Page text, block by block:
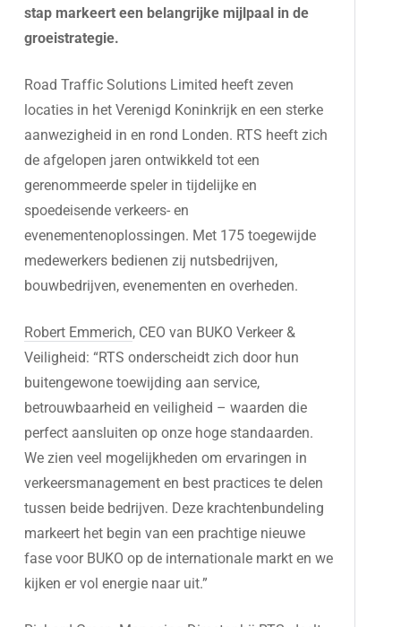
stap markeert een belangrijke mijlpaal in de
groeistrategie.
Road Traffic Solutions Limited heeft zeven
locaties in het Verenigd Koninkrijk en een sterke
aanwezigheid in en rond Londen. RTS heeft zich
de afgelopen jaren ontwikkeld tot een
gerenommeerde speler in tijdelijke en
spoedeisende verkeers- en
evenementenoplossingen. Met 175 toegewijde
medewerkers bedienen zij nutsbedrijven,
bouwbedrijven, evenementen en overheden.
Robert Emmerich, CEO van BUKO Verkeer &
Veiligheid: “RTS onderscheidt zich door hun
buitengewone toewijding aan service,
betrouwbaarheid en veiligheid – waarden die
perfect aansluiten op onze hoge standaarden.
We zien veel mogelijkheden om ervaringen in
verkeersmanagement en best practices te delen
tussen beide bedrijven. Deze krachtenbundeling
markeert het begin van een prachtige nieuwe
fase voor BUKO op de internationale markt en we
kijken er vol energie naar uit.”